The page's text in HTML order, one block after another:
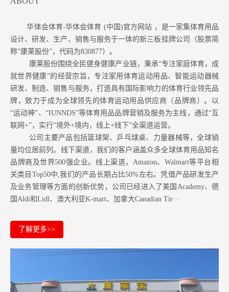
华体会体育-华体会体育·(中国)官方网站 ，是一家集体育用品
设计、研发、生产、销售与服务于一体的新三板挂牌公司（股票简
称“康莱股份”，代码为830877）。
康莱股份围绕全民健身健康产业链，秉承“专注家庭体育，成
就世界健康”的经营宗旨，专注家用体育运动用品、智能运动器械
研发、制造、销售与服务，打造具有国际影响力的体育行业领先品
牌，致力于成为全球领先的体育运动用品供应商（品牌商）。以
“运动神”、“IUNNDS”等体育用品品牌营销及服务为主线，通过“互
联网+”，实行“境外+境内，线上+线下”全渠道运营。
公司主要产品包括篮球架、乒乓球桌、力量器械等，全球销
量均位居前列。 线下渠道，我们的客户涵盖众多全球体育用品知名
品牌商及世界500强企业。 线上渠道，Amazon、Walmart等平台相
关类目Top50中,我们的产品长期占比50%左右。凭借产品研发生产
及业务管理等方面的创新优势，公司已经进入了美国Academy、德
国Aldi和Lidl、澳大利亚K-mart、加拿大Canadian Tir···
了解更多>>